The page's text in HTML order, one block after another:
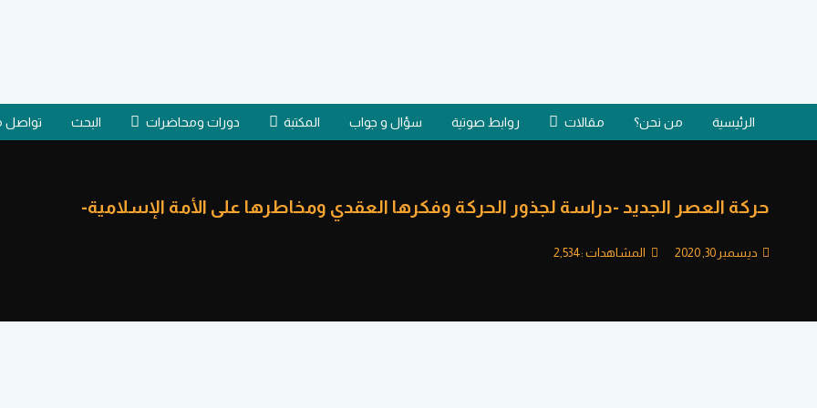
الرئيسية من نحن؟ مقالات روابط صوتية سؤال و جواب المكتبة دورات ومحاضرات البحث تواصل
حركة العصر الجديد -دراسة لجذور الحركة وفكرها العقدي ومخاطرها على الأمة الإسلامية-
ديسمبر 30, 2020 المشاهدات :2,534